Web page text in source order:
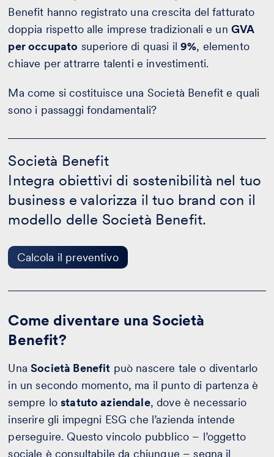
Benefit hanno registrato una crescita del fatturato
doppia rispetto alle imprese tradizionali e un GVA
per occupato superiore di quasi il9%, elemento
chiave per attrarre talenti e investimenti.
Ma come si costituisce una Società Benefit e quali
sono i passaggi fondamentali?
Società Benefit
Integra obiettivi di sostenibilità nel tuo
business e valorizza il tuo brand con il
modello delle Società Benefit.
Calcola il preventivo
Benefit
-
Calcola
preventivo
Come diventare una Società
Benefit?
UnaSocietà Benefit può nascere tale o diventarlo
in un secondo momento, ma il punto di partenza è
sempre lostatuto aziendale, dove è necessario
inserire gli impegni ESG che l’azienda intende
perseguire. Questo vincolo pubblico – l’oggetto
sociale è consultabile da chiunque – segna il